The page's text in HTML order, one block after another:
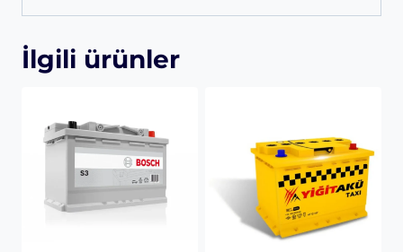
İlgili ürünler